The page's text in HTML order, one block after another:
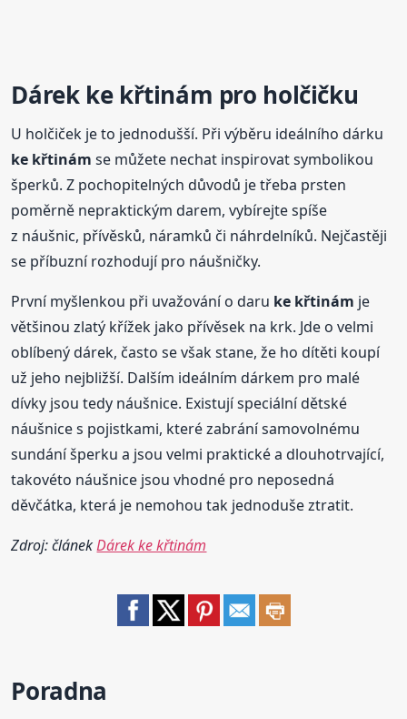
Dárek ke křtinám pro holčičku
U holčiček je to jednodušší. Při výběru ideálního dárku
ke křtinám se můžete nechat inspirovat symbolikou
šperků. Z pochopitelných důvodů je třeba prsten
poměrně nepraktickým darem, vybírejte spíše
z náušnic, přívěsků, náramků či náhrdelníků. Nejčastěji
se příbuzní rozhodují pro náušničky.
První myšlenkou při uvažování o daru ke křtinám je
většinou zlatý křížek jako přívěsek na krk. Jde o velmi
oblíbený dárek, často se však stane, že ho dítěti koupí
už jeho nejbližší. Dalším ideálním dárkem pro malé
dívky jsou tedy náušnice. Existují speciální dětské
náušnice s pojistkami, které zabrání samovolnému
sundání šperku a jsou velmi praktické a dlouhotrvající,
takovéto náušnice jsou vhodné pro neposedná
děvčátka, která je nemohou tak jednoduše ztratit.
Zdroj: článekDárek ke křtinám
Poradna